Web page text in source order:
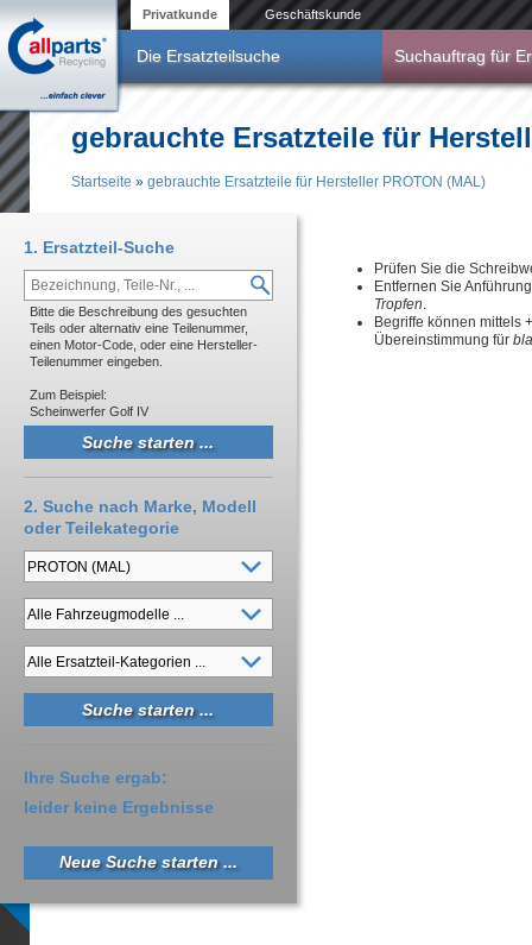
Privatkunde Geschäftskunde
Die Ersatzteilsuche Suchauftrag für
gebrauchte Ersatzteile für
Startseite » gebrauchte Ersatzteile für Hersteller PROTON (MAL)
Prüfen Sie die
Entfernen Sie
Tropfen.
Begriffe können mittels
Übereinstimmung für
1. Ersatzteil-Suche
Bitte die Beschreibung des gesuchten
Teils oder alternativ eine Teilenummer,
einen Motor-Code, oder eine Hersteller-
Teilenummer eingeben.
Zum Beispiel:
Scheinwerfer Golf IV
2. Suche nach Marke, Modell
oder Teilekategorie
Ihre Suche ergab:
leider keine Ergebnisse
Neue Suche starten ...